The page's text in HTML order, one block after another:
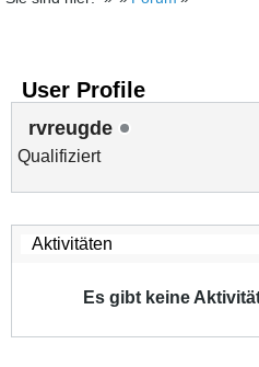
User Profile
rvreugde
Qualifiziert
Es gibt keine